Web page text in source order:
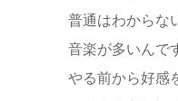
普通はわからな
音楽が多いんで
やる前から好感